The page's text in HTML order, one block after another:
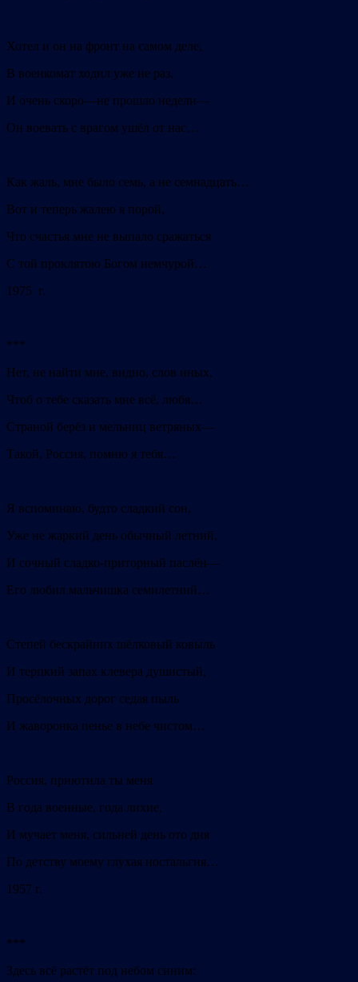
Хотел и он на фронт на самом деле,
В военкомат ходил уже не раз,
И очень скоро—не прошло недели—
Он воевать с врагом ушёл от нас…
Как жаль, мне было семь, а не семнадцать…
Вот и теперь жалею я порой,
Что счастья мне не выпало сражаться
С той проклятою Богом немчурой…
1975 г.
***
Нет, не найти мне, видно, слов иных,
Чтоб о тебе сказать мне всё, любя…
Страной берёз и мельниц ветряных—
Такой, Россия, помню я тебя…
Я вспоминаю, будто сладкий сон,
Уже не жаркий день обычный летний,
И сочный сладко-приторный паслён—
Его любил мальчишка семилетний…
Степей бескрайних шёлковый ковыль
И терпкий запах клевера душистый,
Просёлочных дорог седая пыль
И жаворонка пенье в небе чистом…
Россия, приютила ты меня
В года военные, года лихие,
И мучает меня, сильней день ото дня
По детству моему глухая ностальгия…
1957 г.
***
Здесь всё растёт под небом синим: